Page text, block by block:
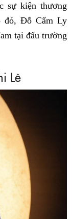
sự kiện thương
đó, Đỗ Cẩm Ly
tại đấu trường
Lê